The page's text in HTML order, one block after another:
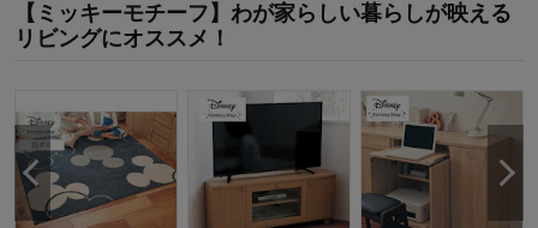
デザイン・色
5.0
購入のきっかけ： 買い足し
商品を使う人：
自分、配偶者
【ミッキーモチーフ】わが家らしい暮らしが映える
リビングにオススメ！